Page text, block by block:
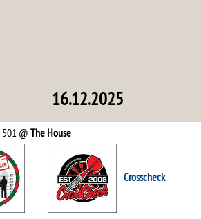
16.12.2025
501 @ The House
Crosscheck